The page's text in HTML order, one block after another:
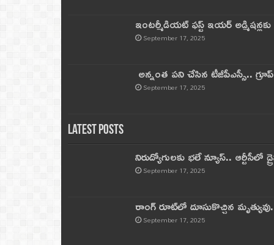
ఇంటర్మీడియట్ ఫస్ట్‌ ఇయర్‌
September 17, 2025
అన్నంత పని చేసిన టీజీపీఎస్సీ..
September 17, 2025
Latest Posts
నిరుద్యోగులకు భలే న్యూస్.. ఆర్టీసీలో
September 17, 2025
రాంగ్ రూట్‌లో దూసుకొచ్చిన
September 17, 2025